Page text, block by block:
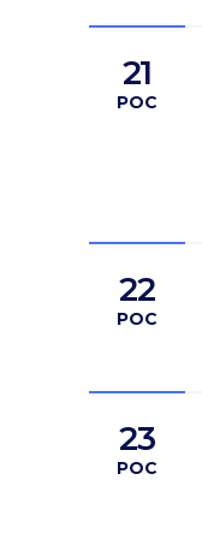
21
POC
22
POC
23
POC